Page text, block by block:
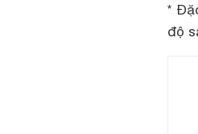
*
độ